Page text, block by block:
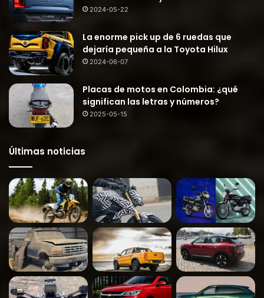
2024-05-22
La enorme pick up de 6 ruedas que
dejaría pequeña a la Toyota Hilux
2024-06-07
Placas de motos en Colombia: ¿qué
significan las letras y números?
2025-05-15
Últimas noticias